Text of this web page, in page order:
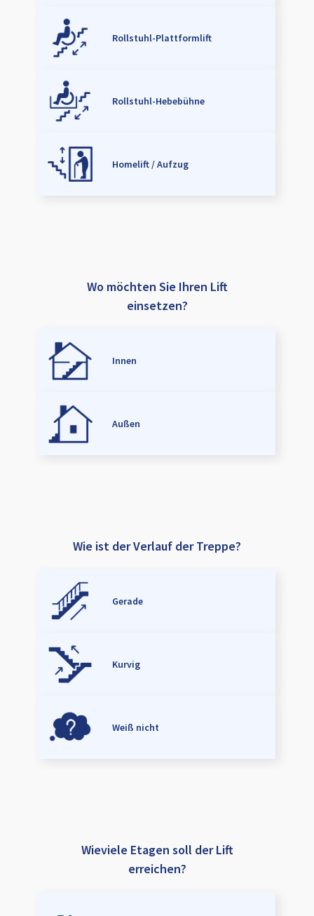
Rollstuhl-Plattformlift
Rollstuhl-Hebebühne
Homelift / Aufzug
Wo möchten Sie Ihren Lift
einsetzen?
Innen
Außen
Wie ist der Verlauf der Treppe?
Gerade
Kurvig
Weiß nicht
Wieviele Etagen soll der Lift
erreichen?